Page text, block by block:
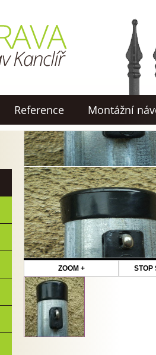
Reference Montážní
ZOOM + STOP